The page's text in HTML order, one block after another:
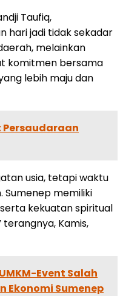
Taufiq,
hari jadi tidak sekadar
melainkan
komitmen bersama
lebih maju dan
Persaudaraan
usia, tetapi waktu
Sumenep memiliki
kekuatan spiritual
terangnya, Kamis,
Event Salah
Ekonomi Sumenep